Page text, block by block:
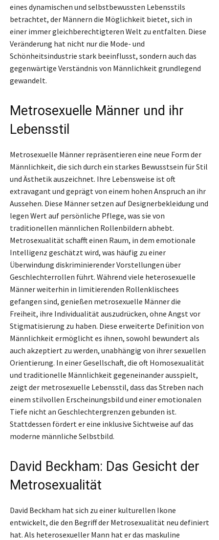
eines dynamischen und selbstbewussten Lebensstils
betrachtet, der Männern die Möglichkeit bietet, sich in
einer immer gleichberechtigteren Welt zu entfalten. Diese
Veränderung hat nicht nur die Mode- und
Schönheitsindustrie stark beeinflusst, sondern auch das
gegenwärtige Verständnis von Männlichkeit grundlegend
gewandelt.
Metrosexuelle Männer und ihr
Lebensstil
Metrosexuelle Männer repräsentieren eine neue Form der
Männlichkeit, die sich durch ein starkes Bewusstsein für Stil
und Ästhetik auszeichnet. Ihre Lebensweise ist oft
extravagant und geprägt von einem hohen Anspruch an ihr
Aussehen. Diese Männer setzen auf Designerbekleidung und
legen Wert auf persönliche Pflege, was sie von
traditionellen männlichen Rollenbildern abhebt.
Metrosexualität schafft einen Raum, in dem emotionale
Intelligenz geschätzt wird, was häufig zu einer
Überwindung diskriminierender Vorstellungen über
Geschlechterrollen führt. Während viele heterosexuelle
Männer weiterhin in limitierenden Rollenklischees
gefangen sind, genießen metrosexuelle Männer die
Freiheit, ihre Individualität auszudrücken, ohne Angst vor
Stigmatisierung zu haben. Diese erweiterte Definition von
Männlichkeit ermöglicht es ihnen, sowohl bewundert als
auch akzeptiert zu werden, unabhängig von ihrer sexuellen
Orientierung. In einer Gesellschaft, die oft Homosexualität
und traditionelle Männlichkeit gegeneinander ausspielt,
zeigt der metrosexuelle Lebensstil, dass das Streben nach
einem stilvollen Erscheinungsbild und einer emotionalen
Tiefe nicht an Geschlechtergrenzen gebunden ist.
Stattdessen fördert er eine inklusive Sichtweise auf das
moderne männliche Selbstbild.
David Beckham: Das Gesicht der
Metrosexualität
David Beckham hat sich zu einer kulturellen Ikone
entwickelt, die den Begriff der Metrosexualität neu definiert
hat. Als heterosexueller Mann hat er das maskuline